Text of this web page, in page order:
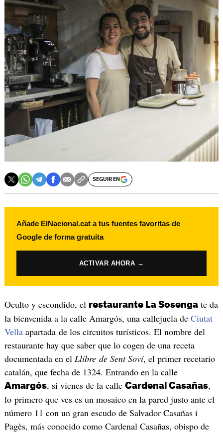
SEGUIR EN
Añade ElNacional.cat a tus fuentes favoritas de
Google de forma gratuita
ACTIVAR AHORA →
Oculto y escondido, el restaurante La Sosengate da
la bienvenida a la calle Amargós, una callejuela de Ciutat
Vellaapartada de los circuitos turísticos. El nombre del
restaurante hay que saber que lo cogen de una receta
documentada en el Llibre de Sent Soví, el primer recetario
catalán, que fecha de 1324. Entrando en la calle
Amargós, si vienes de la calle Cardenal Casañas,
lo primero que ves es un mosaico en la pared justo ante el
número 11 con un gran escudo de Salvador Casañas i
Pagès, más conocido como Cardenal Casañas, obispo de